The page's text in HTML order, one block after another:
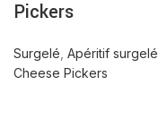
Pickers
Surgelé Apéritif surgelé
Cheese Pickers